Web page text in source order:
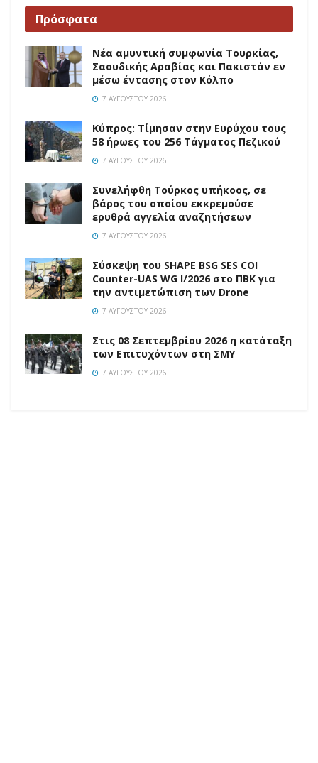
Πρόσφατα
Νέα αμυντική συμφωνία Τουρκίας,
Σαουδικής Αραβίας και Πακιστάν εν
μέσω έντασης στον Κόλπο
7 ΑΥΓΟΎΣΤΟΥ 2026
Κύπρος: Τίμησαν στην Ευρύχου τους
58 ήρωες του 256 Τάγματος Πεζικού
7 ΑΥΓΟΎΣΤΟΥ 2026
Συνελήφθη Τούρκος υπήκοος, σε
βάρος του οποίου εκκρεμούσε
ερυθρά αγγελία αναζητήσεων
7 ΑΥΓΟΎΣΤΟΥ 2026
Σύσκεψη του SHAPE BSG SES COI
Counter-UAS WG I/2026 στο ΠΒΚ για
την αντιμετώπιση των Drone
7 ΑΥΓΟΎΣΤΟΥ 2026
Στις 08 Σεπτεμβρίου 2026 η κατάταξη
των Επιτυχόντων στη ΣΜΥ
7 ΑΥΓΟΎΣΤΟΥ 2026